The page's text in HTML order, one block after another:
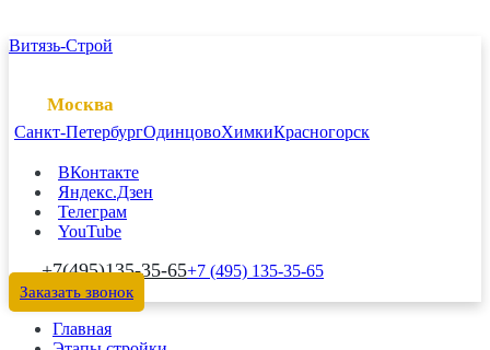
Витязь-Строй
Москва
Санкт-ПетербургОдинцовоХимкиКрасногорск
ВКонтакте
Яндекс.Дзен
Телеграм
YouTube
+7(495)135-35-65+7 (495) 135-35-65
Заказать звонок
Главная